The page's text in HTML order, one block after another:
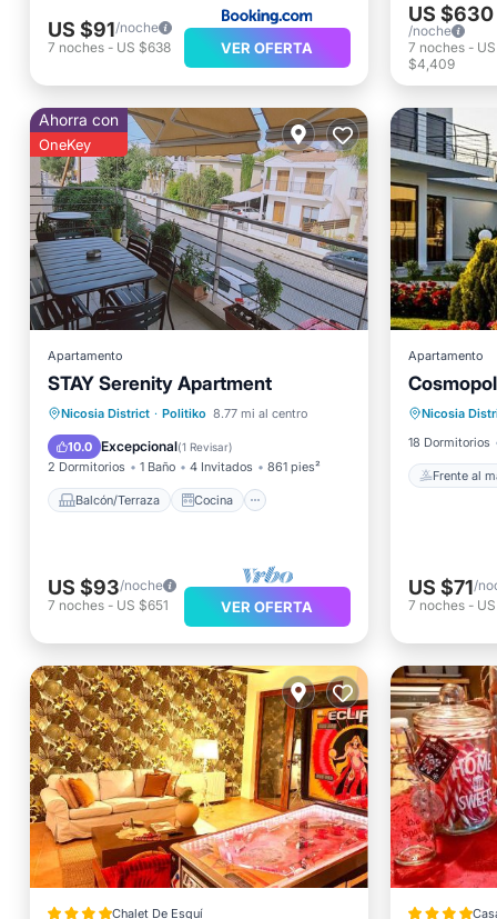
US $91/noche
7 noches - US $638 VER OFERTA
US $630
/noche
7 noches- US
$4,409
Ahorra con
OneKey
Apartamento
STAY Serenity Apartment
Nicosia District · Politiko 8.77 mi al centro
10.0 Excepcional(1 Revisar)
2 Dormitorios 1 Baño 4 Invitados 861 pies²
Balcón/Terraza Cocina
Balcón/Terraza
Cocina
Aire acondicionado
US $93/noche
7 noches - US $651 VER OFERTA
Apartamento
Nicosia
18 Dormitorios
Frente al
Frente
Piscina
US $71/
7 noches-
Chalet De Esquí